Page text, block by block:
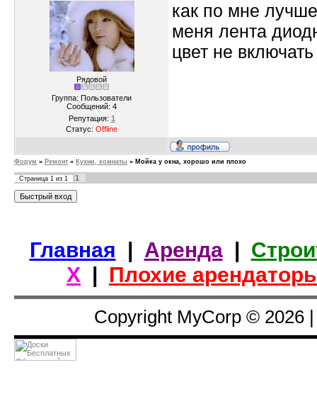
Рядовой
Группа: Пользователи
Сообщений: 4
Репутация: 1
Статус: Offline
как по мне
меня лента
цвет не включать
Форум » Ремонт » Кухни, комнаты » Мойка у окна, хорошо или плохо
Страница 1 из 1 1
Главная | Аренда|
Х | Плохие
Copyright MyCorp © 2026